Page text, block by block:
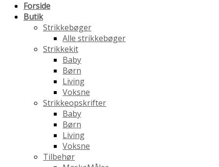
Forside
Butik
Strikkebøger
Alle strikkebøger
Strikkekit
Baby
Børn
Living
Voksne
Strikkeopskrifter
Baby
Børn
Living
Voksne
Tilbehør